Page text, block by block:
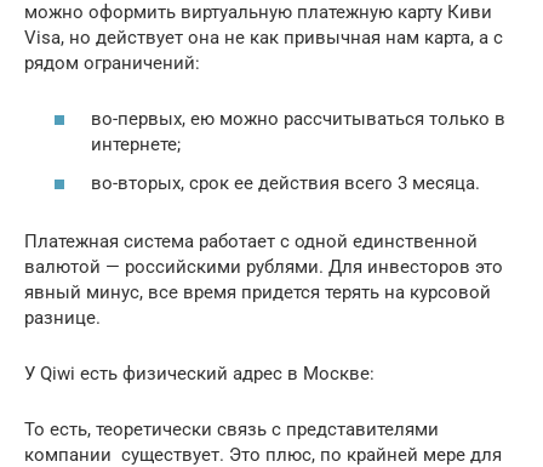
можно оформить виртуальную платежную карту Киви
Visa, но действует она не как привычная нам карта, а с
рядом ограничений:
во-первых, ею можно рассчитываться только в
интернете;
во-вторых, срок ее действия всего 3 месяца.
Платежная система работает с одной единственной
валютой — российскими рублями. Для инвесторов это
явный минус, все время придется терять на курсовой
разнице.
У Qiwi есть физический адрес в Москве:
То есть, теоретически связь с представителями
компании существует. Это плюс, по крайней мере для